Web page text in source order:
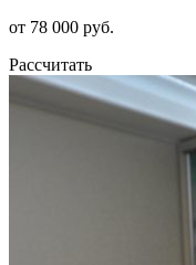
от 78 000 руб.
Рассчитать